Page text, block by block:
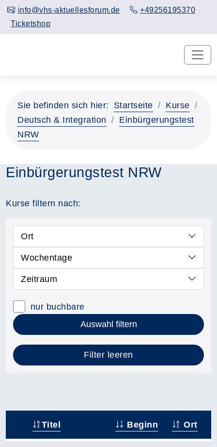
info@vhs-aktuellesforum.de
+49256195370
Ticketshop
Sie befinden sich hier: Startseite
Kurse
Deutsch & Integration
Einbürgerungstest
NRW
Einbürgerungstest NRW
Kurse filtern nach:
Ort
Wochentage
Zeitraum
nur buchbare
Auswahl filtern
Filter leeren
Titel Beginn Ort